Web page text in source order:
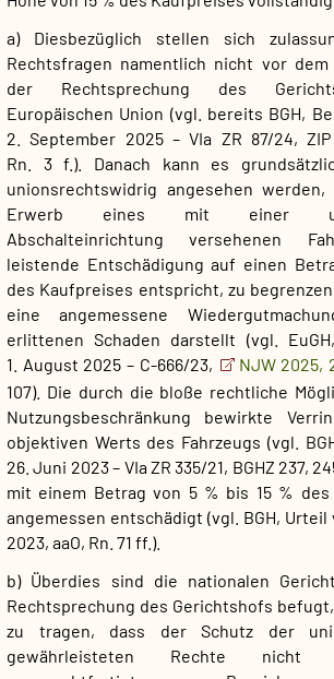
a) Diesbezüglich stellen sich
Rechtsfragen namentlich nicht vor dem
der Rechtsprechung des
Europäischen Union (vgl. bereits BGH,
2. September 2025 – VIa ZR 87/24,
Rn. 3 f.). Danach kann es
unionsrechtswidrig angesehen
Erwerb eines mit einer
Abschalteinrichtung versehenen
leistende Entschädigung auf einen
des Kaufpreises entspricht, zu
eine angemessene
erlittenen Schaden darstellt (vgl.
1. August 2025 – C-666/23,
NJW 2025,
107). Die durch die bloße rechtliche
Nutzungsbeschränkung bewirkte
objektiven Werts des Fahrzeugs (vgl.
26. Juni 2023 – VIa ZR 335/21, BGHZ 237,
mit einem Betrag von 5 % bis 15 % des
angemessen entschädigt (vgl. BGH, Urteil
2023, aaO, Rn. 71 ff.).
b) Überdies sind die nationalen
Rechtsprechung des Gerichtshofs
zu tragen, dass der Schutz der
gewährleisteten Rechte